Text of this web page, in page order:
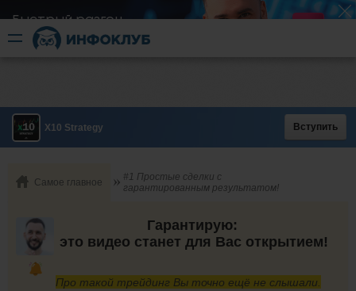
Быстрый разгон
​в короткие сроки
X10 Strategy Вступить
Самое главное
#1 Простые сделки с
гарантированным результатом!
Гарантирую:
это видео станет для Вас открытием!
Про такой трейдинг Вы точно ещё не слышали.